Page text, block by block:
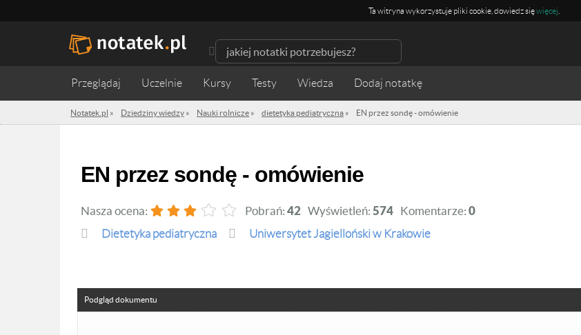
Ta witryna wykorzystuje pliki cookie, dowiedz sięwięcej
Przeglądaj Uczelnie Kursy Testy Wiedza
Notatek.pl » Dziedziny wiedzy » Nauki rolnicze » dietetyka pediatryczna » EN przez sondę - omówienie
EN przez sondę - omówienie
Nasza ocena: Pobrań: 42 Wyświetleń: 574 Komentarze: 0
dietetyka pediatryczna Uniwersytet Jagielloński w Krakowie
Podgląd dokumentu